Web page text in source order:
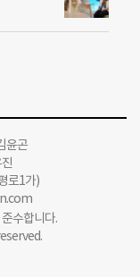
윤곤
로1가)
수합니다.